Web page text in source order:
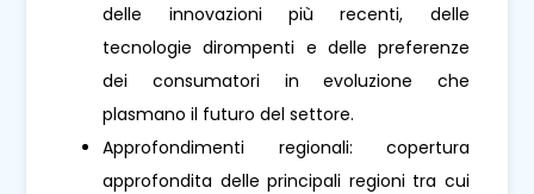
delle innovazioni più recenti, delle
tecnologie dirompenti e delle preferenze
dei consumatori in evoluzione che
plasmano il futuro del settore.
Approfondimenti regionali: copertura
approfondita delle principali regioni tra cui